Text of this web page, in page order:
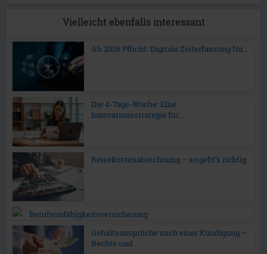
Vielleicht ebenfalls interessant
Ab 2026 Pflicht: Digitale Zeiterfassung für...
Die 4-Tage-Woche: Eine
Innovationsstrategie für...
Reisekostenabrechnung – so geht’s richtig
Berufsunfähigkeitsversicherung
Gehaltsansprüche nach einer Kündigung –
Rechte und...